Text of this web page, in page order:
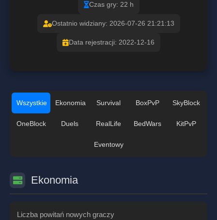
Czas gry: 22 h
Ostatnio widziany: 2026-07-26 21:21:13
Data rejestracji: 2022-12-16
Wszystkie Ekonomia Survival BoxPvP SkyBlock
OneBlock Duels RealLife BedWars KitPvP
Eventowy
Ekonomia
Liczba powitań nowych graczy